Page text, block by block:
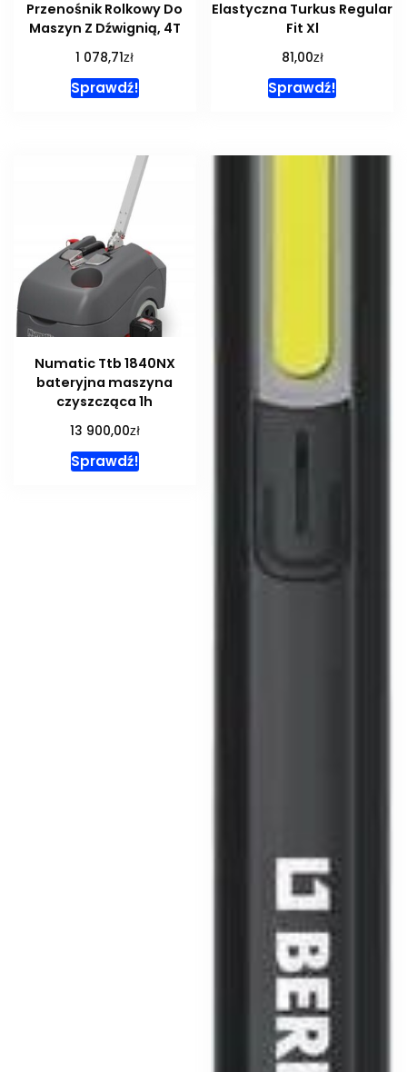
Przenośnik Rolkowy Do
Maszyn Z Dźwignią, 4T
1 078,71zł
Sprawdź!
Elastyczna Turkus Regular
Fit Xl
81,00zł
Sprawdź!
Numatic Ttb 1840NX
bateryjna maszyna
czyszcząca 1h
13 900,00zł
Sprawdź!